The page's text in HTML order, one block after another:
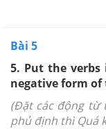
Bài 5
5. Put the
negative form of
(Đặt các động từ
phủ định thì Quá